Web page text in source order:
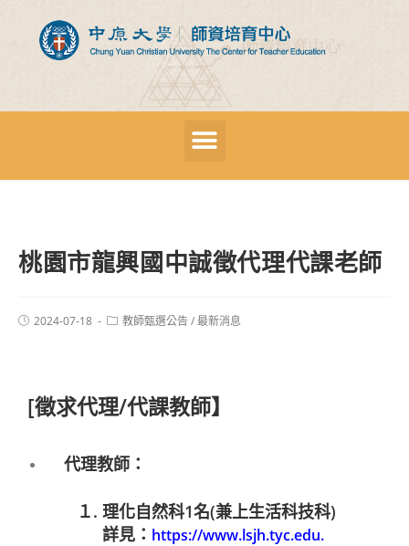
桃園市龍興國中誠徵代理代課老師
2024-07-18 教師甄選公告/最新消息
[徵求代理/代課教師】
代理教師：
１. 理化自然科1名(兼上生活科技科)
詳見： https://www.lsjh.tyc.edu.